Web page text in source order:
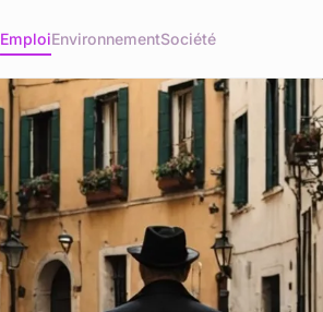
EmploiEnvironnementSociété